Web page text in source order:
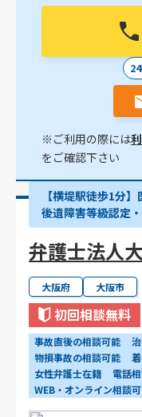
※ご利用の際には
をご確認下さい
【横堤駅徒歩1分
後遺障害等級認定
弁護士法人
大阪府 大阪市
初回相談無料
事故直後の相談可能
物損事故の相談可能
女性弁護士在籍
電話
WEB・オンライン相談